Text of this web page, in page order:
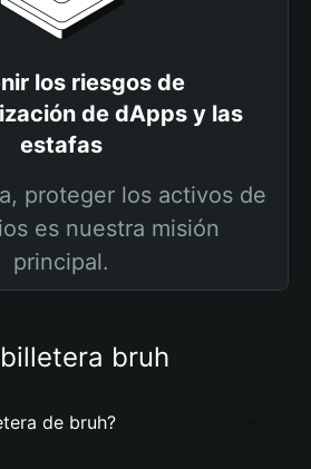
los riesgos de
de dApps y las
estafas
proteger los activos de
es nuestra misión
principal.
bruh
de bruh?